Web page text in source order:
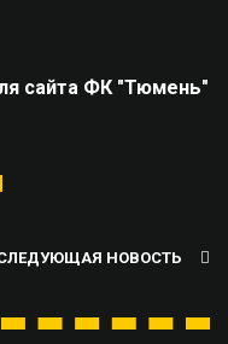
сайта ФК "Тюмень"
НОВОСТЬ